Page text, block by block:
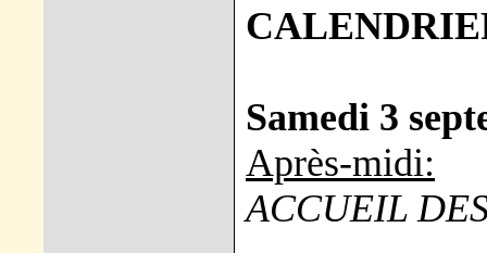
Samedi 3
Après-midi:
ACCUEIL